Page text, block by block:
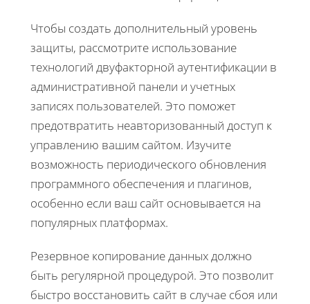
Чтобы создать дополнительный уровень
защиты, рассмотрите использование
технологий двуфакторной аутентификации в
административной панели и учетных
записях пользователей. Это поможет
предотвратить неавторизованный доступ к
управлению вашим сайтом. Изучите
возможность периодического обновления
программного обеспечения и плагинов,
особенно если ваш сайт основывается на
популярных платформах.
Резервное копирование данных должно
быть регулярной процедурой. Это позволит
быстро восстановить сайт в случае сбоя или